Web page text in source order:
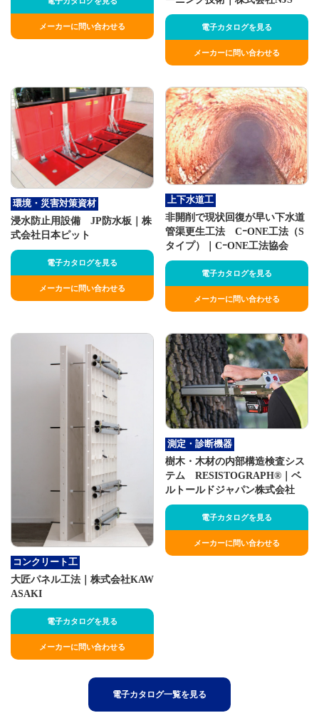
メーカーに問い合わせる 電子カタログを見る
メーカーに問い合わせる
環境・災害対策資材
浸水防止用設備 JP防水板｜株
式会社日本ピット
電子カタログを見る
メーカーに問い合わせる
上下水道工
非開削で現状回復が早い下水道
管渠更生工法 CｰONE工法（S
タイプ）｜CｰONE工法協会
電子カタログを見る
メーカーに問い合わせる
コンクリート工
大匠パネル工法｜株式会社KAW
ASAKI
電子カタログを見る
メーカーに問い合わせる
測定・診断機器
樹木・木材の内部構造検査シス
テム RESISTOGRAPH®｜ベ
ルトールドジャパン株式会社
電子カタログを見る
メーカーに問い合わせる
電子カタログ一覧を見る